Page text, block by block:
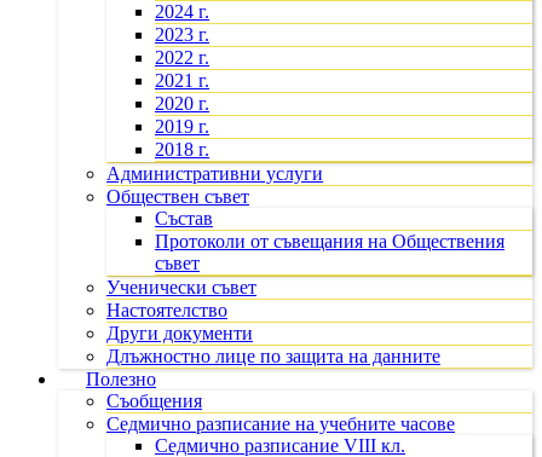
2024 г.
2023 г.
2022 г.
2021 г.
2020 г.
2019 г.
2018 г.
Административни услуги
Обществен съвет
Състав
Протоколи от съвещания на Обществения
съвет
Ученически съвет
Настоятелство
Други документи
Длъжностно лице по защита на данните
Полезно
Съобщения
Седмично разписание на учебните часове
Седмично разписание VIII кл.